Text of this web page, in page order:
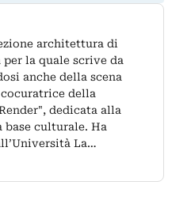
architettura di
la quale scrive da
anche della scena
della
dedicata alla
base culturale. Ha
La…